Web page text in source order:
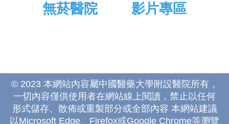
無菸醫院 影片專區
© 2023 本網站內容屬中國醫藥大學附設醫院所有，
一切內容僅供使用者在網站線上閱讀，禁止以任何
形式儲存、散佈或重製部分或全部內容 本網站建議
以Microsoft Edge、Firefox或Google Chrome等瀏覽